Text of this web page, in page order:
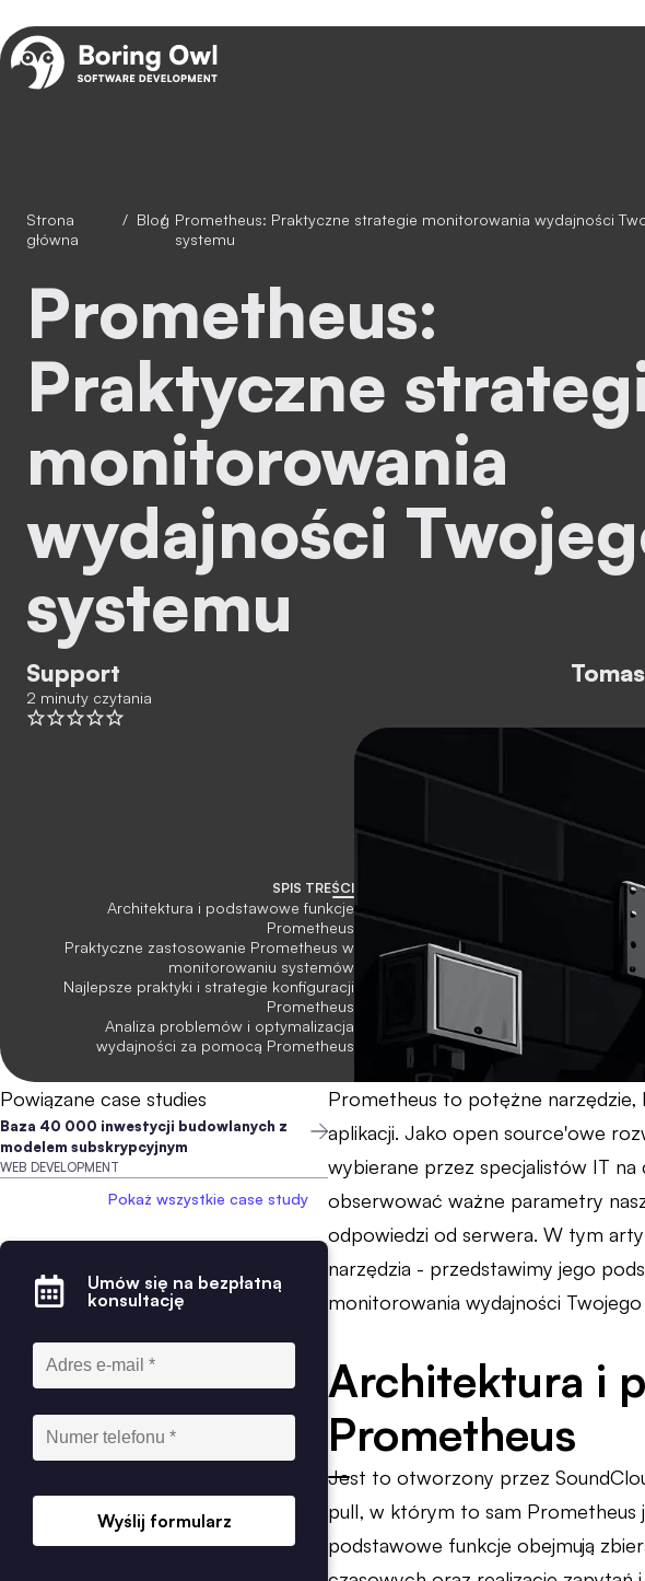
Strona
główna
/ Blog
/ Prometheus: Praktyczne strategie monitorowania wydajności Twojego
systemu
Prometheus:
Praktyczne
monitorowania
wydajności
systemu
Support
2 minuty czytania
SPIS TREŚCI
Architektura i podstawowe funkcje
Prometheus
Praktyczne zastosowanie Prometheus w
monitorowaniu systemów
Najlepsze praktyki i strategie konfiguracji
Prometheus
Analiza problemów i optymalizacja
wydajności za pomocą Prometheus
Powiązane case studies
Baza 40 000 inwestycji budowlanych z
modelem subskrypcyjnym
WEB DEVELOPMENT
Pokaż wszystkie case study
Umów się na bezpłatną
konsultację
Wyślij formularz
Prometheus to potężne
aplikacji. Jako open source'owe
wybierane przez specjalistów IT na
obserwować ważne parametry
odpowiedzi od serwera. W tym
narzędzia - przedstawimy jego
monitorowania wydajności
Architektura i
Prometheus
Jest to otworzony przez
pull, w którym to sam Prometheus
podstawowe funkcje obejmują